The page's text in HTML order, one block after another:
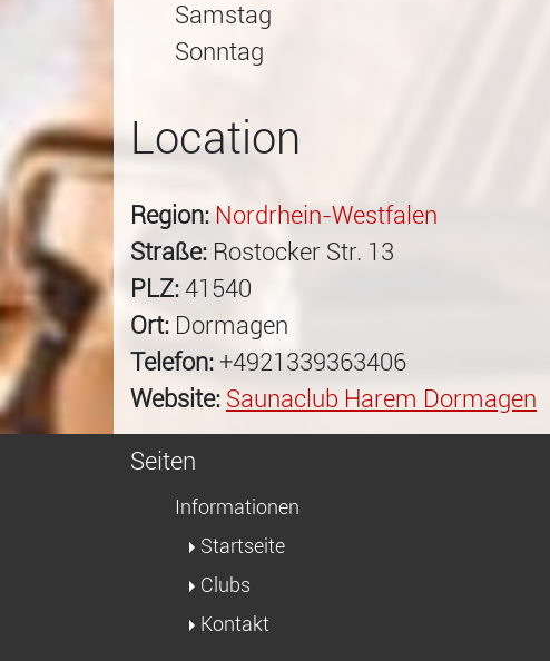
Samstag
Sonntag
Location
Region: Nordrhein-Westfalen
Straße: Rostocker Str. 13
PLZ: 41540
Ort: Dormagen
Telefon: +4921339363406
Website: Saunaclub Harem Dormagen
Seiten
Informationen
Startseite
Clubs
Kontakt